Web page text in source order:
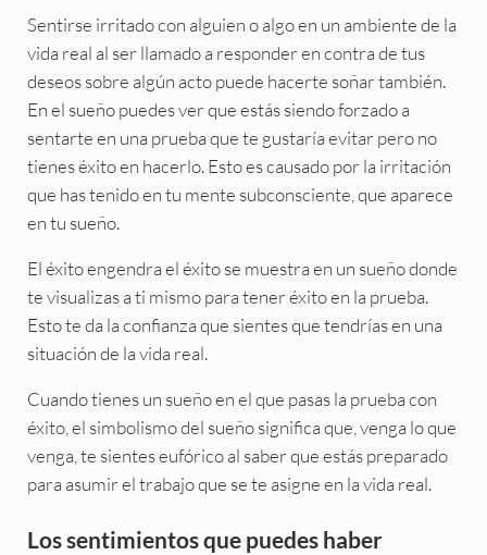
Sentirse irritado con alguien o algo en un ambiente de la
vida real al ser llamado a responder en contra de tus
deseos sobre algún acto puede hacerte soñar también.
En el sueño puedes ver que estás siendo forzado a
sentarte en una prueba que te gustaría evitar pero no
tienes éxito en hacerlo. Esto es causado por la irritación
que has tenido en tu mente subconsciente, que aparece
en tu sueño.
El éxito engendra el éxito se muestra en un sueño donde
te visualizas a ti mismo para tener éxito en la prueba.
Esto te da la confianza que sientes que tendrías en una
situación de la vida real.
Cuando tienes un sueño en el que pasas la prueba con
éxito, el simbolismo del sueño significa que, venga lo que
venga, te sientes eufórico al saber que estás preparado
para asumir el trabajo que se te asigne en la vida real.
Los sentimientos que puedes haber